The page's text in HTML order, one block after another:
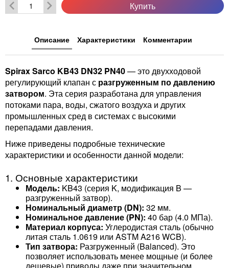
Купить
Описание Характеристики Комментарии
Spirax Sarco KB43 DN32 PN40— это двухходовой
регулирующий клапан с разгруженным по давлению
затвором. Эта серия разработана для управления
потоками пара, воды, сжатого воздуха и других
промышленных сред в системах с высокими
перепадами давления.
Ниже приведены подробные технические
характеристики и особенности данной модели:
1. Основные характеристики
Модель: KB43 (серия K, модификация B —
разгруженный затвор).
Номинальный диаметр (DN): 32 мм.
Номинальное давление (PN): 40 бар (4.0 МПа).
Материал корпуса: Углеродистая сталь (обычно
литая сталь 1.0619 или ASTM A216 WCB).
Тип затвора: Разгруженный (Balanced). Это
позволяет использовать менее мощные (и более